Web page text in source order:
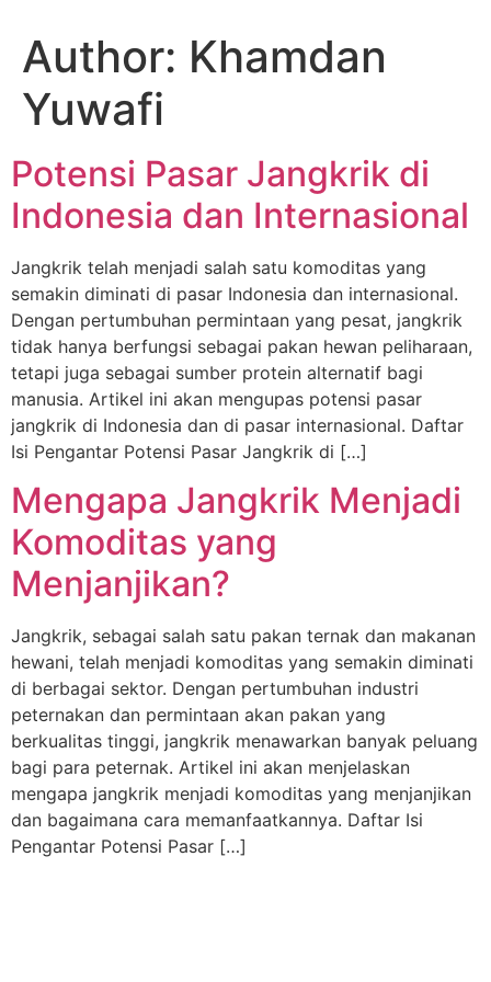
Author: Khamdan
Yuwafi
Potensi Pasar Jangkrik di
Indonesia dan Internasional
Jangkrik telah menjadi salah satu komoditas yang
semakin diminati di pasar Indonesia dan internasional.
Dengan pertumbuhan permintaan yang pesat, jangkrik
tidak hanya berfungsi sebagai pakan hewan peliharaan,
tetapi juga sebagai sumber protein alternatif bagi
manusia. Artikel ini akan mengupas potensi pasar
jangkrik di Indonesia dan di pasar internasional. Daftar
Isi Pengantar Potensi Pasar Jangkrik di […]
Mengapa Jangkrik Menjadi
Komoditas yang
Menjanjikan?
Jangkrik, sebagai salah satu pakan ternak dan makanan
hewani, telah menjadi komoditas yang semakin diminati
di berbagai sektor. Dengan pertumbuhan industri
peternakan dan permintaan akan pakan yang
berkualitas tinggi, jangkrik menawarkan banyak peluang
bagi para peternak. Artikel ini akan menjelaskan
mengapa jangkrik menjadi komoditas yang menjanjikan
dan bagaimana cara memanfaatkannya. Daftar Isi
Pengantar Potensi Pasar […]